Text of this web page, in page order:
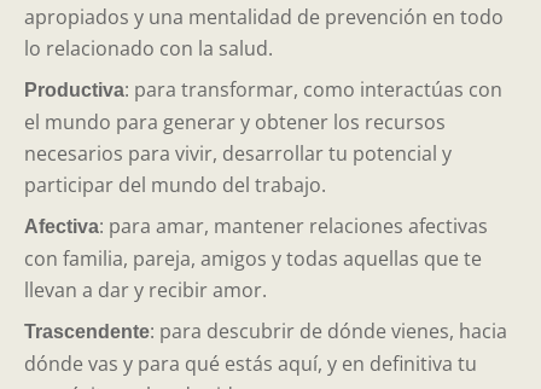
apropiados y una mentalidad de prevención en todo
lo relacionado con la salud.
Productiva: para transformar, como interactúas con
el mundo para generar y obtener los recursos
necesarios para vivir, desarrollar tu potencial y
participar del mundo del trabajo.
Afectiva: para amar, mantener relaciones afectivas
con familia, pareja, amigos y todas aquellas que te
llevan a dar y recibir amor.
Trascendente: para descubrir de dónde vienes, hacia
dónde vas y para qué estás aquí, y en definitiva tu